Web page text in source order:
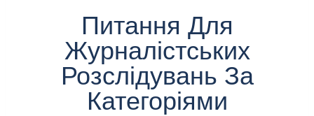
Питання Для
Журналістських
Розслідувань За
Категоріями